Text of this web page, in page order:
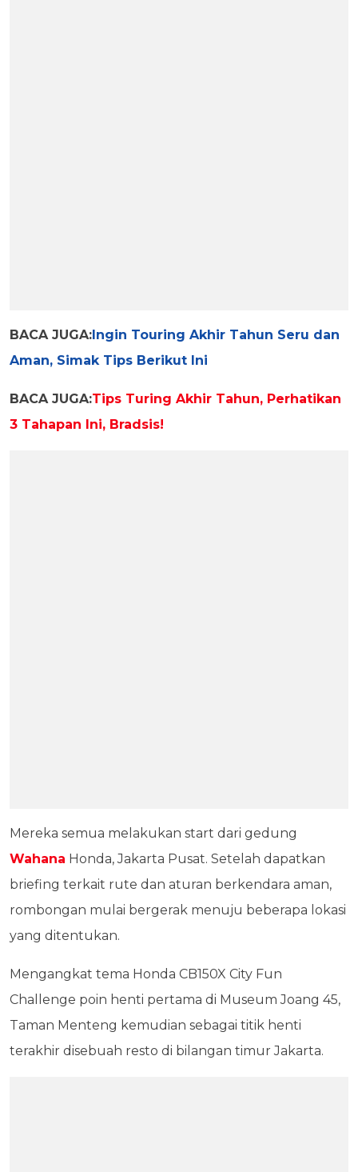
BACA JUGA:Ingin Touring Akhir Tahun Seru dan
Aman, Simak Tips Berikut Ini
BACA JUGA:Tips Turing Akhir Tahun, Perhatikan
3 Tahapan Ini, Bradsis!
Mereka semua melakukan start dari gedung
Wahana Honda, Jakarta Pusat. Setelah dapatkan
briefing terkait rute dan aturan berkendara aman,
rombongan mulai bergerak menuju beberapa lokasi
yang ditentukan.
Mengangkat tema Honda CB150X City Fun
Challenge poin henti pertama di Museum Joang 45,
Taman Menteng kemudian sebagai titik henti
terakhir disebuah resto di bilangan timur Jakarta.